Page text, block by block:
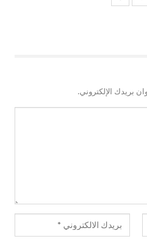
بريدك الإلكتروني.